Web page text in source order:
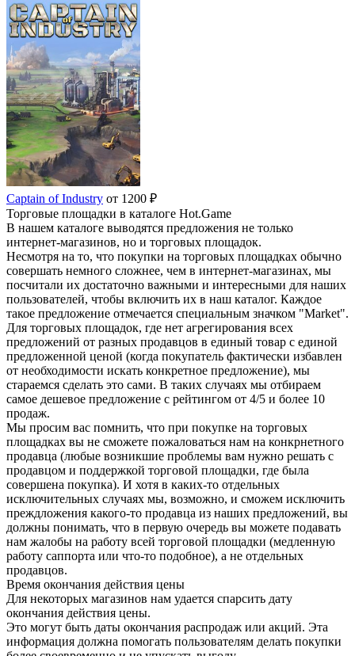
Captain of Industry от 1200 ₽
Торговые площадки в каталоге Hot.Game
В нашем каталоге выводятся предложения не только
интернет-магазинов, но и торговых площадок.
Несмотря на то, что покупки на торговых площадках обычно
совершать немного сложнее, чем в интернет-магазинах, мы
посчитали их достаточно важными и интересными для наших
пользователей, чтобы включить их в наш каталог. Каждое
такое предложение отмечается специальным значком "Market".
Для торговых площадок, где нет агрегирования всех
предложений от разных продавцов в единый товар с единой
предложенной ценой (когда покупатель фактически избавлен
от необходимости искать конкретное предложение), мы
стараемся сделать это сами. В таких случаях мы отбираем
самое дешевое предложение с рейтингом от 4/5 и более 10
продаж.
Мы просим вас помнить, что при покупке на торговых
площадках вы не сможете пожаловаться нам на конкрнетного
продавца (любые возникшие проблемы вам нужно решать с
продавцом и поддержкой торговой площадки, где была
совершена покупка). И хотя в каких-то отдельных
исключительных случаях мы, возможно, и сможем исключить
преждложения какого-то продавца из наших предложений, вы
должны понимать, что в первую очередь вы можете подавать
нам жалобы на работу всей торговой площадки (медленную
работу саппорта или что-то подобное), а не отдельных
продавцов.
Время окончания действия цены
Для некоторых магазинов нам удается спарсить дату
окончания действия цены.
Это могут быть даты окончания распродаж или акций. Эта
информация должна помогать пользователям делать покупки